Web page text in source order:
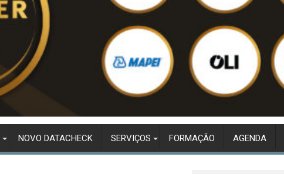
NOVO DATACHECK SERVIÇOS FORMAÇÃO AGENDA